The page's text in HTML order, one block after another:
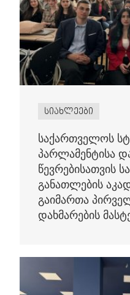
სიახლეები
საქართველოს
პარლამენტისა
წევრებისათვის
განათლების
გაიმართა
დახმარების